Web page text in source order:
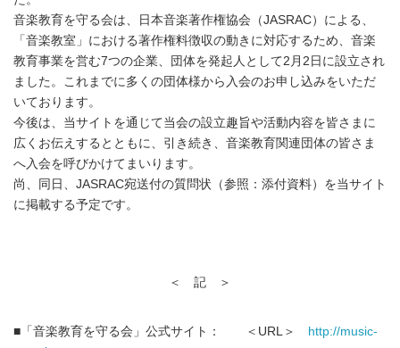
音楽教育を守る会は、日本音楽著作権協会（JASRAC）による、
「音楽教室」における著作権料徴収の動きに対応するため、音楽
教育事業を営む7つの企業、団体を発起人として2月2日に設立され
ました。これまでに多くの団体様から入会のお申し込みをいただ
いております。
今後は、当サイトを通じて当会の設立趣旨や活動内容を皆さまに
広くお伝えするとともに、引き続き、音楽教育関連団体の皆さま
へ入会を呼びかけてまいります。
尚、同日、JASRAC宛送付の質問状（参照：添付資料）を当サイト
に掲載する予定です。
＜ 記 ＞
■「音楽教育を守る会」公式サイト： ＜URL＞
http://music-